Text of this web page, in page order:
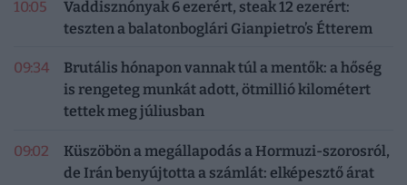
10:05
Vaddisznónyak 6 ezerért, steak 12 ezerért:
teszten a balatonboglári Gianpietro’s Étterem
09:34
Brutális hónapon vannak túl a mentők: a hőség
is rengeteg munkát adott, ötmillió kilométert
tettek meg júliusban
09:02
Küszöbön a megállapodás a Hormuzi-szorosról,
de Irán benyújtotta a számlát: elképesztő árat